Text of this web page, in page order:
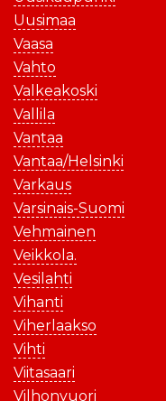
Uusimaa
Vaasa
Vahto
Valkeakoski
Vallila
Vantaa
Vantaa/Helsinki
Varkaus
Varsinais-Suomi
Vehmainen
Veikkola.
Vesilahti
Vihanti
Viherlaakso
Vihti
Viitasaari
Vilhonvuori